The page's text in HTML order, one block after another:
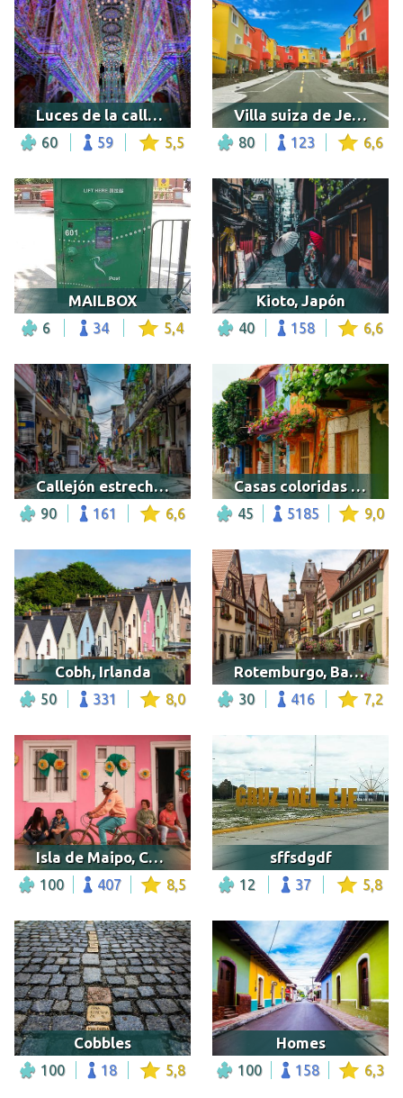
Luces de la calle durante las Fallas
60 59 5,5
Villa suiza de Jeju, Corea del Sur
80 123 6,6
MAILBOX
6 34 5,4
Kioto, Japón
40 158 6,6
Callejón estrecho en Hanoi
90 161 6,6
Casas coloridas en Cartagena
45 5185 9,0
Cobh, Irlanda
50 331 8,0
Rotemburgo, Baviera
30 416 7,2
Isla de Maipo, Chile
100 407 8,5
sffsdgdf
12 37 5,8
Cobbles
100 18 5,8
Homes
100 158 6,3